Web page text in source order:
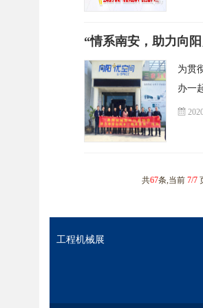
“情系南安，助力向
为贯
办一
共67条,当前 7/7
工程机械展